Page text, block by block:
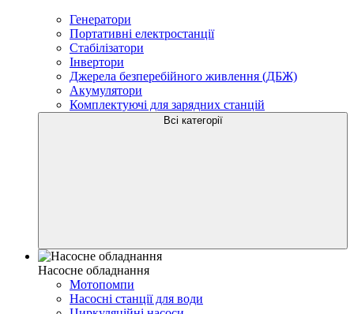
Генератори
Портативні електростанції
Стабілізатори
Інвертори
Джерела безперебійного живлення (ДБЖ)
Акумулятори
Комплектуючі для зарядних станцій
Всі категорії
Насосне обладнання
Мотопомпи
Насосні станції для води